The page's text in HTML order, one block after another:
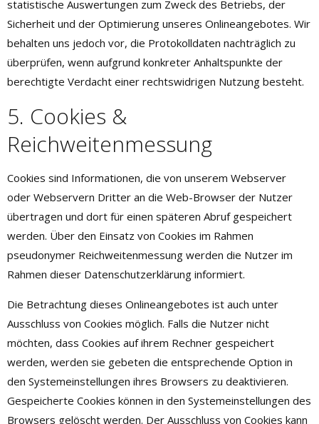
statistische Auswertungen zum Zweck des Betriebs, der
Sicherheit und der Optimierung unseres Onlineangebotes. Wir
behalten uns jedoch vor, die Protokolldaten nachträglich zu
überprüfen, wenn aufgrund konkreter Anhaltspunkte der
berechtigte Verdacht einer rechtswidrigen Nutzung besteht.
5. Cookies &
Reichweitenmessung
Cookies sind Informationen, die von unserem Webserver
oder Webservern Dritter an die Web-Browser der Nutzer
übertragen und dort für einen späteren Abruf gespeichert
werden. Über den Einsatz von Cookies im Rahmen
pseudonymer Reichweitenmessung werden die Nutzer im
Rahmen dieser Datenschutzerklärung informiert.
Die Betrachtung dieses Onlineangebotes ist auch unter
Ausschluss von Cookies möglich. Falls die Nutzer nicht
möchten, dass Cookies auf ihrem Rechner gespeichert
werden, werden sie gebeten die entsprechende Option in
den Systemeinstellungen ihres Browsers zu deaktivieren.
Gespeicherte Cookies können in den Systemeinstellungen des
Browsers gelöscht werden. Der Ausschluss von Cookies kann